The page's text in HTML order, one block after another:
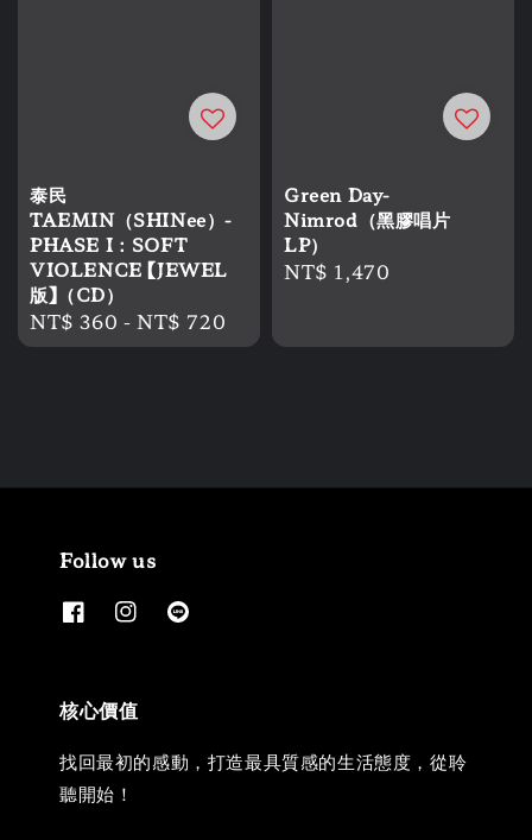
泰民
TAEMIN（SHINee）-
PHASE I：SOFT
VIOLENCE 【JEWEL
版】（CD）
Regular
price
NT$ 360 -NT$ 720
Green Day-
Nimrod（黑膠唱片
LP）
Regular
NT$ 1,470
Follow us
核心價值
找回最初的感動，打造最具質感的生活態度，從聆
聽開始！